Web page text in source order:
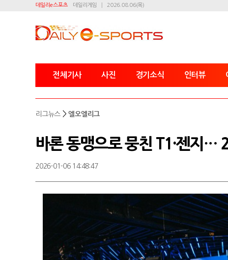
데일리e스포츠 데일리게임 2026.08.06(목)
전체기사 사진 경기소식 인터뷰
리그뉴스 >엘오엘리그
바론 동맹으로 뭉친 T1·젠지…
2026-01-06 14:48:47